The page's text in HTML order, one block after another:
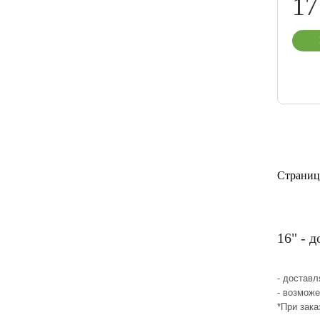
16" -
-
-
*При